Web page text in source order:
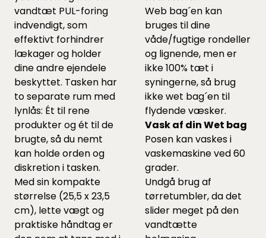
vandtæt PUL-foring
indvendigt, som
effektivt forhindrer
lækager og holder
dine andre ejendele
beskyttet. Tasken har
to separate rum med
lynlås: Ét til rene
produkter og ét til de
brugte, så du nemt
kan holde orden og
diskretion i tasken.
Med sin kompakte
størrelse (25,5 x 23,5
cm), lette vægt og
praktiske håndtag er
Web bag´en kan
bruges til dine
våde/fugtige rondeller
og lignende, men er
ikke 100% tæt i
syningerne, så brug
ikke wet bag´en til
flydende væsker.
Vask af din Wet bag
Posen kan vaskes i
vaskemaskine ved 60
grader.
Undgå brug af
tørretumbler, da det
slider meget på den
vandtætte